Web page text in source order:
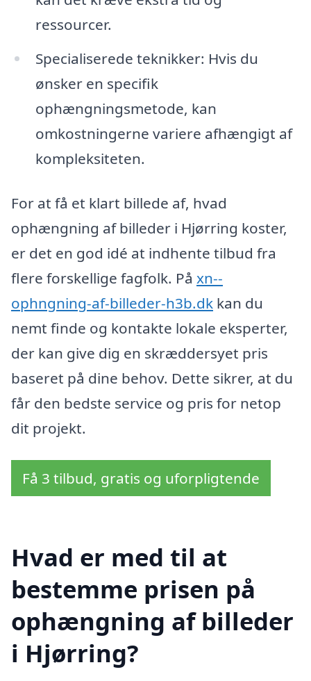
ressourcer.
Specialiserede teknikker: Hvis du
ønsker en specifik
ophængningsmetode, kan
omkostningerne variere afhængigt af
kompleksiteten.
For at få et klart billede af, hvad
ophængning af billeder i Hjørring koster,
er det en god idé at indhente tilbud fra
flere forskellige fagfolk. På xn--
ophngning-af-billeder-h3b.dk kan du
nemt finde og kontakte lokale eksperter,
der kan give dig en skræddersyet pris
baseret på dine behov. Dette sikrer, at du
får den bedste service og pris for netop
dit projekt.
Få 3 tilbud, gratis og uforpligtende
Hvad er med til at
bestemme prisen på
ophængning af billeder
i Hjørring?